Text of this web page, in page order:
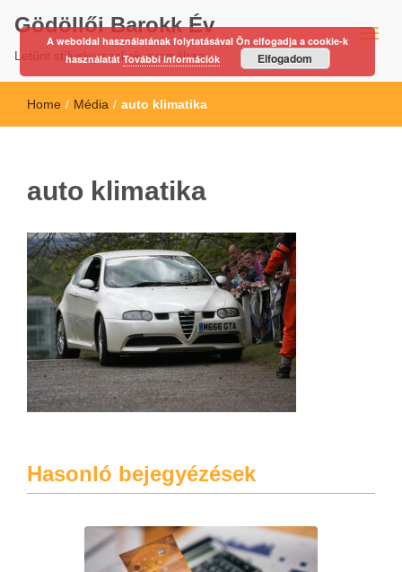
Gödöllői Barokk Év
Letűnt stíluskorszakok nyomában…
Home / Média / auto klimatika
auto klimatika
Hasonló bejegyézések
A weboldal használatának folytatásával Ön elfogadja a cookie-k
használatátTovábbi információk Elfogadom